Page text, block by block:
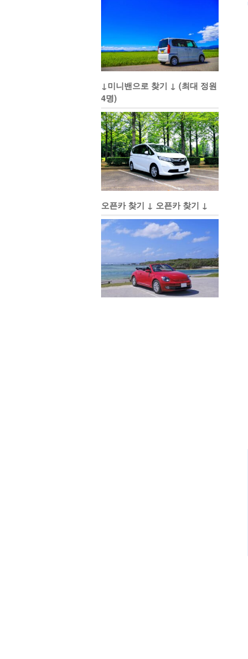
↓미니밴으로 찾기 ↓ (최대 정원
4명)
오픈카 찾기 ↓ 오픈카 찾기 ↓